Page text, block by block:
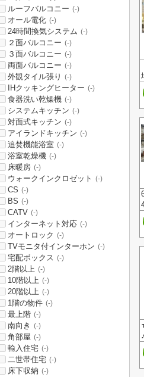
ルーフバルコニー (-)
オール電化 (-)
24時間換気システム (-)
２面バルコニー (-)
３面バルコニー (-)
両面バルコニー (-)
外観タイル張り (-)
IHクッキングヒーター (-)
食器洗い乾燥機 (-)
システムキッチン (-)
対面式キッチン (-)
アイランドキッチン (-)
追焚機能浴室 (-)
浴室乾燥機 (-)
床暖房 (-)
ウォークインクロゼット (-)
CS (-)
BS (-)
CATV (-)
インターネット対応 (-)
オートロック (-)
TVモニタ付インターホン (-)
宅配ボックス (-)
2階以上 (-)
10階以上 (-)
20階以上 (-)
1階の物件 (-)
最上階 (-)
南向き (-)
角部屋 (-)
輸入住宅 (-)
二世帯住宅 (-)
床下収納 (-)